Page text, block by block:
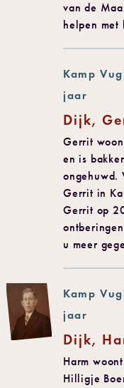
van de
helpen met
Kamp
jaar
Dijk,
Gerrit
en is
ongehuwd.
Gerrit in
Gerrit op
u meer
Kamp
jaar
Dijk,
Harm
Hilligje